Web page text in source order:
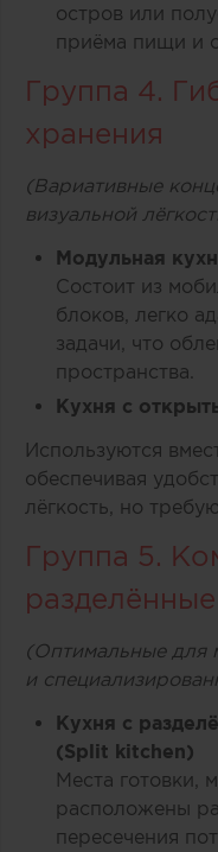
остров или
приёма пищи и
Группа 4.
хранения
(Вариативные
визуальной
Модульная
Состоит из
блоков, легко
задачи, что
пространства.
Кухня с
Используются
обеспечивая
лёгкость, но
Группа 5.
(Оптимальные для
и
Кухня с
(Split kitchen)
Места готовки,
расположены
пересечения